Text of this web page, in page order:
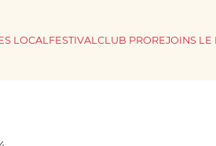
LOCALFESTIVALCLUB PROREJOINS LE